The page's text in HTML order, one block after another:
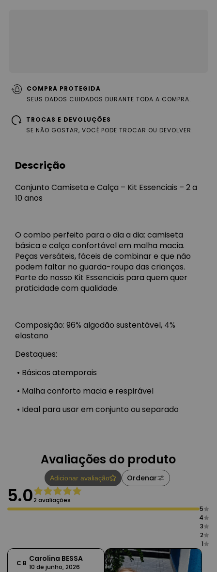
COMPRA PROTEGIDA
SEUS DADOS CUIDADOS DURANTE TODA A COMPRA.
TROCAS E DEVOLUÇÕES
SE NÃO GOSTAR, VOCÊ PODE TROCAR OU DEVOLVER.
Descrição
Conjunto Camiseta e Calça – Kit Essenciais – 2 a
10 anos
O combo perfeito para o dia a dia: camiseta
básica e calça confortável em malha macia.
Peças versáteis, fáceis de combinar e que não
podem faltar no guarda-roupa das crianças.
Parte do nosso Kit Essenciais para quem quer
praticidade com qualidade.
Composição: 96% algodão sustentável, 4%
elastano
Destaques:
• Básicos atemporais
• Malha conforto macia e respirável
• Ideal para usar em conjunto ou separado
Avaliações do produto
Adicionar avaliação Ordenar
5.02 avaliações
5
4
3
2
1
C B Carolina BESSA
10 de junho, 2026